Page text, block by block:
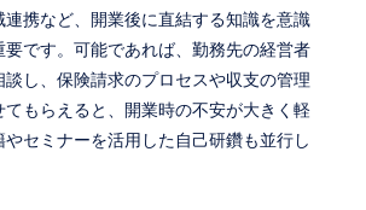
連携など、開業後に直結する知識を意識
要です。可能であれば、勤務先の経営者
し、保険請求のプロセスや収支の管理
てもらえると、開業時の不安が大きく軽
セミナーを活用した自己研鑽も並行し